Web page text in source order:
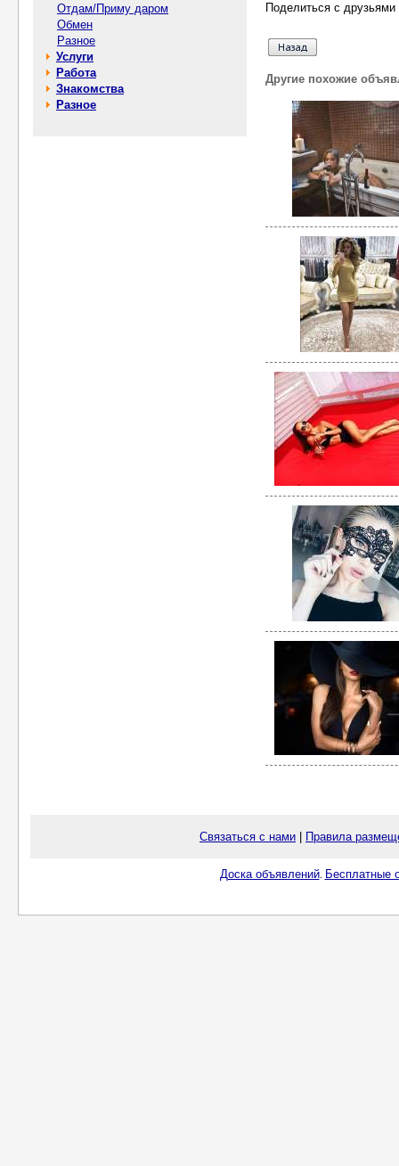
Отдам/Приму даром
Обмен
Разное
Услуги
Работа
Знакомства
Разное
Поделиться с
Другие похожие
Связаться с нами Правила
Доска объявлений. Бесплатные